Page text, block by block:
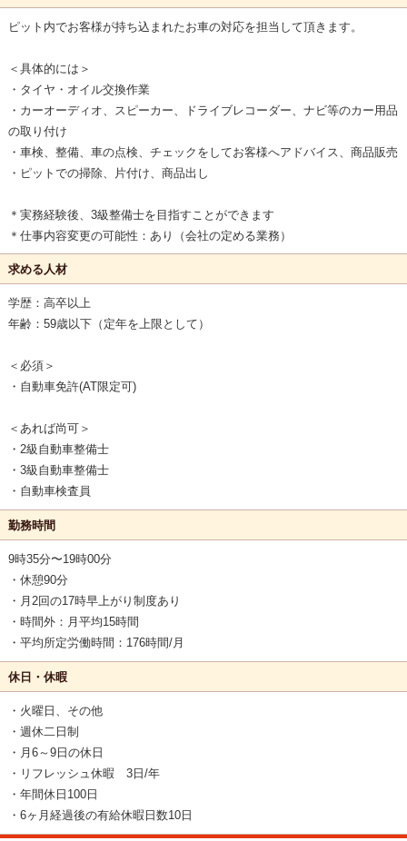
ピット内でお客様が持ち込まれたお車の対応を担当して頂きます。
＜具体的には＞
・タイヤ・オイル交換作業
・カーオーディオ、スピーカー、ドライブレコーダー、ナビ等のカー用品
の取り付け
・車検、整備、車の点検、チェックをしてお客様へアドバイス、商品販売
・ピットでの掃除、片付け、商品出し
＊実務経験後、3級整備士を目指すことができます
＊仕事内容変更の可能性：あり（会社の定める業務）
求める人材
学歴：高卒以上
年齢：59歳以下（定年を上限として）
＜必須＞
・自動車免許(AT限定可)
＜あれば尚可＞
・2級自動車整備士
・3級自動車整備士
・自動車検査員
勤務時間
9時35分〜19時00分
・休憩90分
・月2回の17時早上がり制度あり
・時間外：月平均15時間
・平均所定労働時間：176時間/月
休日・休暇
・火曜日、その他
・週休二日制
・月6～9日の休日
・リフレッシュ休暇 3日/年
・年間休日100日
・6ヶ月経過後の有給休暇日数10日